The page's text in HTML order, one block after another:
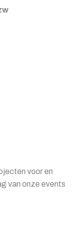
voor en
van onze events